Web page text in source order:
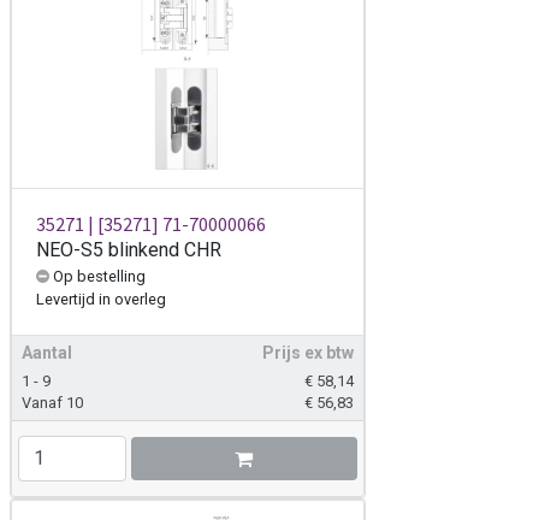
35271 | [35271] 71-70000066
NEO-S5 blinkend CHR
Op bestelling
Levertijd in overleg
Aantal Prijs ex btw
1 - 9 € 58,14
Vanaf 10
€ 56,83